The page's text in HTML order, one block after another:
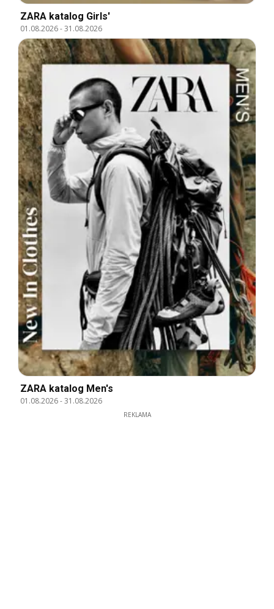
ZARA katalog Girls'
01.08.2026-31.08.2026
ZARA katalog Men's
01.08.2026-31.08.2026
REKLAMA